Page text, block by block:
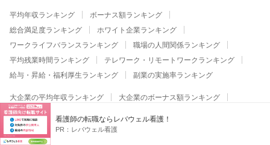
看護師の転職ならレバウェル看護！
PR： レバウェル看護
平均年収ランキング
ボーナス額ランキング
総合満足度ランキング
ホワイト企業ランキング
ワークライフバランスランキング
職場の人間関係ランキング
平均残業時間ランキング
テレワーク・リモートワークランキング
給与・昇給・福利厚生ランキング
副業の実施率ランキング
大企業の平均年収ランキング
大企業のボーナス額ランキング
大企業の総合満足度ランキング
大企業のワークライフバランスランキング
大企業の職場の人間関係ランキング